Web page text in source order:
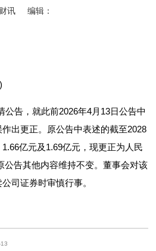
讯 编辑：
告，就此前2026年4月13日公告中
出更正。原公告中表述的截至2028
亿元及1.69亿元，现更正为人民
公告其他内容维持不变。董事会对该
司证券时审慎行事。